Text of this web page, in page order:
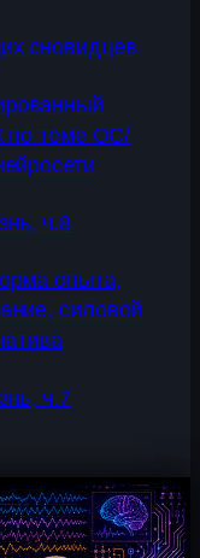
сновидцев
по теме ОС/
ч.8
опыта,
силовой
ч.7